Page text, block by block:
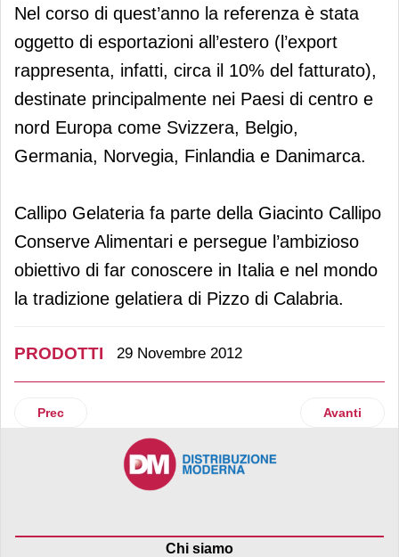
Nel corso di quest’anno la referenza è stata
oggetto di esportazioni all’estero (l’export
rappresenta, infatti, circa il 10% del fatturato),
destinate principalmente nei Paesi di centro e
nord Europa come Svizzera, Belgio,
Germania, Norvegia, Finlandia e Danimarca.
Callipo Gelateria fa parte della Giacinto Callipo
Conserve Alimentari e persegue l’ambizioso
obiettivo di far conoscere in Italia e nel mondo
la tradizione gelatiera di Pizzo di Calabria.
PRODOTTI 29 Novembre 2012
Articolo precedente: Orogel lancia Virtù di Frutta bio ai
Prec Articolo
Avanti
Chi siamo